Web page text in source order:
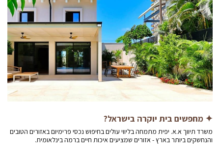
✦ מחפשים בית יוקרה בישראל?
משרד תיווך א.א. יפית מתמחה בליווי עולים בחיפוש נכסי פרימיום באזורים הטובים
והנחשקים ביותר בארץ - אזורים שמציעים איכות חיים ברמה בינלאומית.